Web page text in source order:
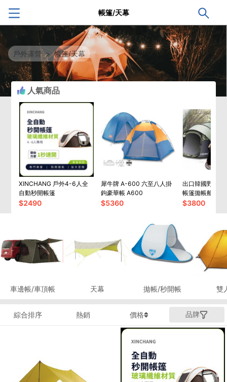
帳篷/天幕
戶外露營 > 帳篷/天幕
人氣商品
XINCHANG 戶外4-6人全
自動秒開帳篷
$2490
犀牛牌 A-600 六至八人掛
鉤豪華帳 A600
$5360
出口韓國野營帳
帳篷拋帳船帳
營帳篷
$3800
車邊帳/車頂帳 天幕 拋帳/秒開帳 雙
綜合排序 熱銷 價格 品牌